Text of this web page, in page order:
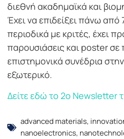
διεθνή ακαδημαϊκά και
Έχει να επιδείξει πάνω από
περιοδικά με κριτές, έχει
παρουσιάσεις και poster
επιστημονικά συνέδρια
εξωτερικό.
Δείτε εδώ το 2ο Newsletter
advanced materials,
nanoelectronics,